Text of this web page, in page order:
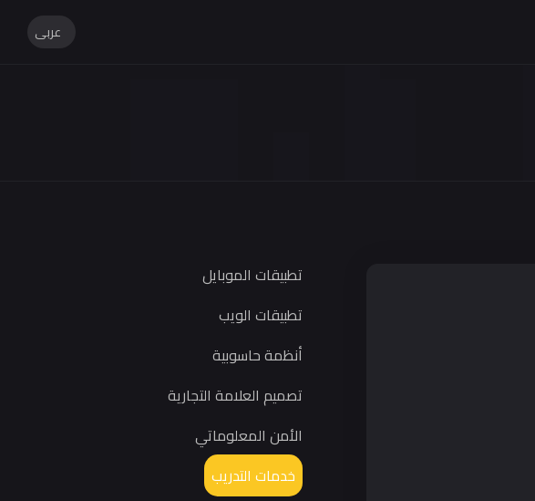
عربى
English
تطبيقات الموبايل
تطبيقات الويب
أنظمة حاسوبية
تصميم العلامة التجارية
الأمن المعلوماتي
خدمات التدريب